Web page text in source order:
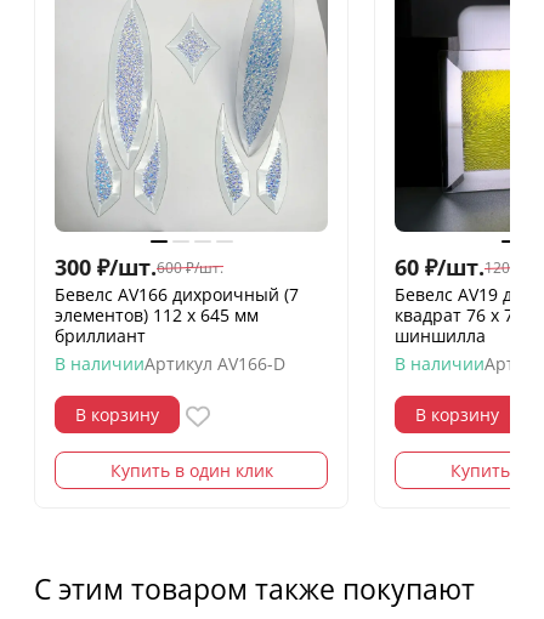
300 ₽/шт.600 ₽/шт.
Бевелс AV166 дихроичный (7
элементов) 112 х 645 мм
бриллиант
В наличииАртикул AV166-D
В корзину
Купить в один клик
60 ₽/шт.120
Бевелс AV19
квадрат 76 х 76
шиншилла
В наличии
В корзину
Купить в
С этим товаром также покупают